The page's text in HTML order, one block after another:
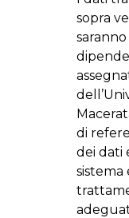
sopra
di
dei dati
sistema